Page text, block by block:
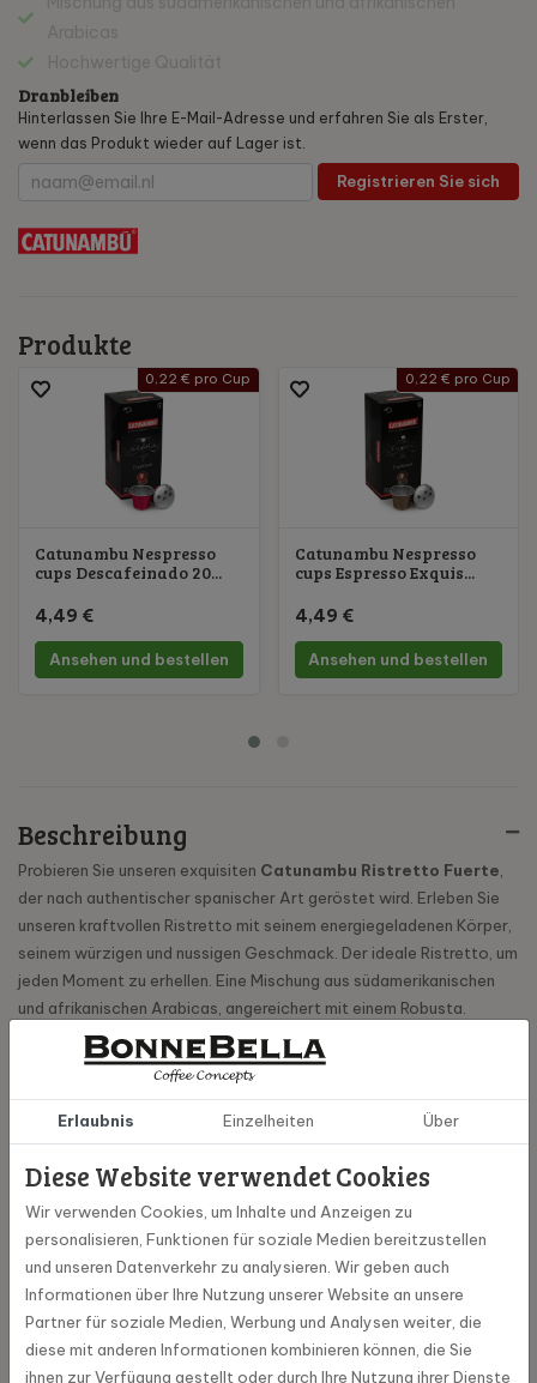
Dranbleiben
Hinterlassen Sie Ihre E-Mail-Adresse und erfahren Sie als Erster,
wenn das Produkt wieder auf Lager ist.
Registrieren Sie sich
Beschreibung
Probieren Sie unseren exquisiten Catunambu Ristretto Fuerte
der nach authentischer spanischer Art geröstet wird. Erleben Sie
unseren kraftvollen Ristretto mit seinem energiegeladenen Körper,
seinem würzigen und nussigen Geschmack. Der ideale Ristretto, um
jeden Moment zu erhellen. Eine Mischung aus südamerikanischen
und afrikanischen Arabicas, angereichert mit einem Robusta.
Catunambu cups geeignet
für Nespresso®
Die Catunambu Kaffee cups sind unter anderem für Nespresso-
Kaffeecups, mit denen Sie im Handumdrehen den besten Ristretto
zubereiten können. Die Tasse macht einen 25ml Kaffee mit einer
Intensität von 9.
Spezifikationen
Produkte
0,22 € pro Cup
Catunambu Nespresso
cups Descafeinado 20...
4,49 €
Ansehen und bestellen
0,22 € pro Cup
Catunambu Nespresso
cups Espresso Exquis...
4,49 €
Ansehen und bestellen
Erlaubnis Einzelheiten Über
Diese Website verwendet Cookies
Wir verwenden Cookies, um Inhalte und Anzeigen zu
personalisieren, Funktionen für soziale Medien bereitzustellen
und unseren Datenverkehr zu analysieren. Wir geben auch
Informationen über Ihre Nutzung unserer Website an unsere
Partner für soziale Medien, Werbung und Analysen weiter, die
diese mit anderen Informationen kombinieren können, die Sie
ihnen zur Verfügung gestellt oder durch Ihre Nutzung ihrer Dienste